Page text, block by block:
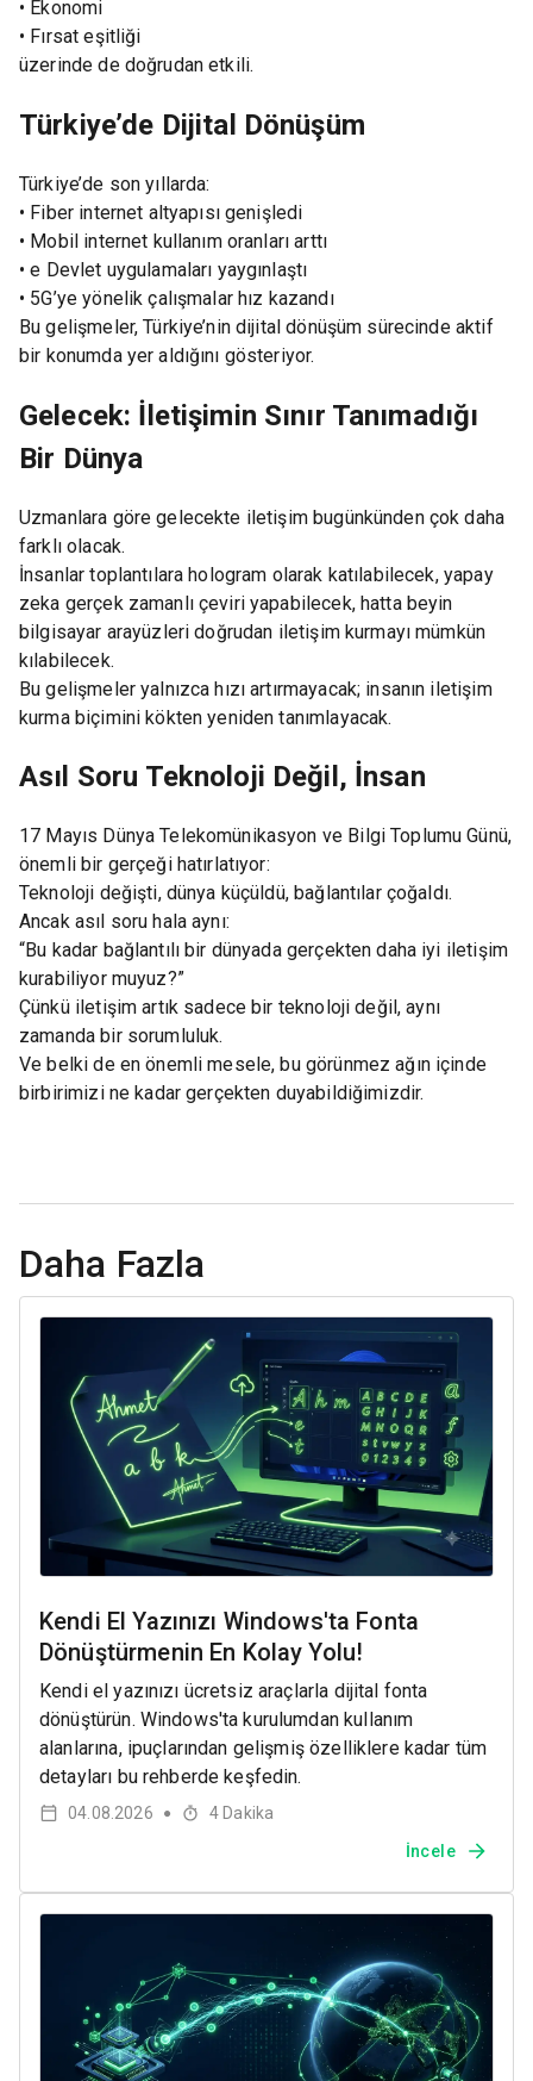
• Ekonomi
• Fırsat eşitliği
üzerinde de doğrudan etkili.
Türkiye’de Dijital Dönüşüm
Türkiye’de son yıllarda:
• Fiber internet altyapısı genişledi
• Mobil internet kullanım oranları arttı
• e Devlet uygulamaları yaygınlaştı
• 5G’ye yönelik çalışmalar hız kazandı
Bu gelişmeler, Türkiye’nin dijital dönüşüm sürecinde aktif
bir konumda yer aldığını gösteriyor.
Gelecek: İletişimin Sınır Tanımadığı
Bir Dünya
Uzmanlara göre gelecekte iletişim bugünkünden çok daha
farklı olacak.
İnsanlar toplantılara hologram olarak katılabilecek, yapay
zeka gerçek zamanlı çeviri yapabilecek, hatta beyin
bilgisayar arayüzleri doğrudan iletişim kurmayı mümkün
kılabilecek.
Bu gelişmeler yalnızca hızı artırmayacak; insanın iletişim
kurma biçimini kökten yeniden tanımlayacak.
Asıl Soru Teknoloji Değil, İnsan
17 Mayıs Dünya Telekomünikasyon ve Bilgi Toplumu Günü,
önemli bir gerçeği hatırlatıyor:
Teknoloji değişti, dünya küçüldü, bağlantılar çoğaldı.
Ancak asıl soru hala aynı:
“Bu kadar bağlantılı bir dünyada gerçekten daha iyi iletişim
kurabiliyor muyuz?”
Çünkü iletişim artık sadece bir teknoloji değil, aynı
zamanda bir sorumluluk.
Ve belki de en önemli mesele, bu görünmez ağın içinde
birbirimizi ne kadar gerçekten duyabildiğimizdir.
Daha Fazla
Kendi El Yazınızı Windows'ta Fonta
Dönüştürmenin En Kolay Yolu!
Kendi el yazınızı ücretsiz araçlarla dijital fonta
dönüştürün. Windows'ta kurulumdan kullanım
alanlarına, ipuçlarından gelişmiş özelliklere kadar tüm
detayları bu rehberde keşfedin.
04.08.2026 ● 4 Dakika
İncele